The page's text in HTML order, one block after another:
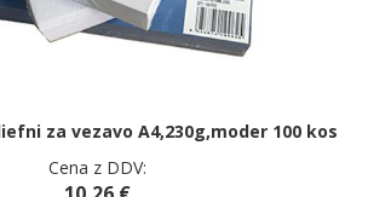
za vezavo A4,230g,moder 100 kos
Cena z DDV: